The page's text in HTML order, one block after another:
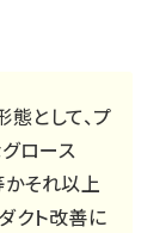
として、プ
ロース
かそれ以上
クト改善に